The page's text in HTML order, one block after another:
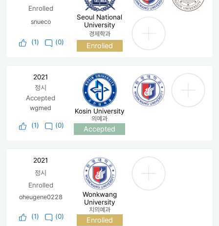
Enrolled
snueco
(1) (0)
Seoul National
University
경제학과
Enrolled
2021
정시
Accepted
wgmed
(1) (0)
Kosin University
의예과
Accepted
2021
정시
Enrolled
oheugene0228
(1) (0)
Wonkwang
University
치의예과
Enrolled